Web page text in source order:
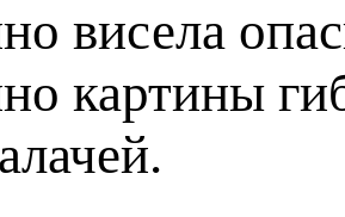
висела
картины